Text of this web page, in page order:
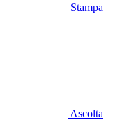
Stampa
Ascolta